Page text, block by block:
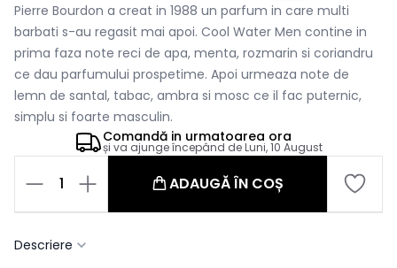
Pierre Bourdon a creat in 1988 un parfum in care multi
barbati s-au regasit mai apoi. Cool Water Men contine in
prima faza note reci de apa, menta, rozmarin si coriandru
ce dau parfumului prospetime. Apoi urmeaza note de
lemn de santal, tabac, ambra si mosc ce il fac puternic,
simplu si foarte masculin.
Comandă in urmatoarea ora
și va ajunge începând deLuni, 10 August
1 ADAUGĂ ÎN COȘ
Descriere